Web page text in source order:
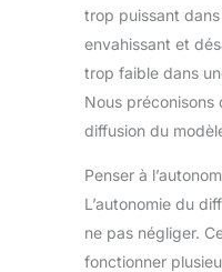
trop puissant
envahissant et
trop faible dans
Nous préconisons
diffusion du
Penser à
L’autonomie du
ne pas négliger.
fonctionner